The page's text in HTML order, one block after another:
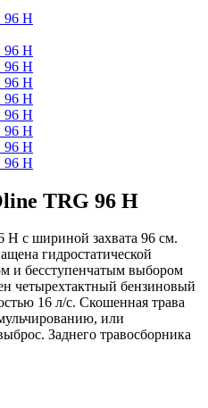
TRG 96 H
с шириной захвата 96 см.
гидростатической
и бесступенчатым выбором
четырехтактный бензиновый
16 л/с. Скошенная трава
или
Заднего травосборника